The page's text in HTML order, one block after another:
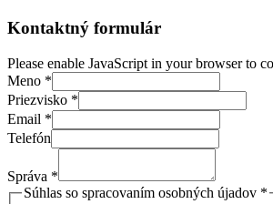
Kontaktný formulár
Please enable JavaScript in your browser to
Meno *
Priezvisko *
Email *
Telefón
Správa *
Súhlas so spracovaním osobných újadov *